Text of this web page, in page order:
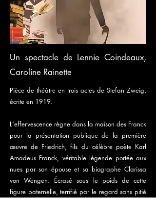
Un spectacle de Lennie Coindeaux,
Caroline Rainette
Pièce de théâtre en trois actes de Stefan Zweig,
écrite en 1919.
L'effervescence règne dans la maison des Franck
pour la présentation publique de la première
œuvre de Friedrich, fils du célèbre poète Karl
Amadeus Franck, véritable légende portée aux
nues par son épouse et sa biographe Clarissa
von Wengen. Écrasé sous le poids de cette
figure paternelle, terrifié par le regard sans pitié